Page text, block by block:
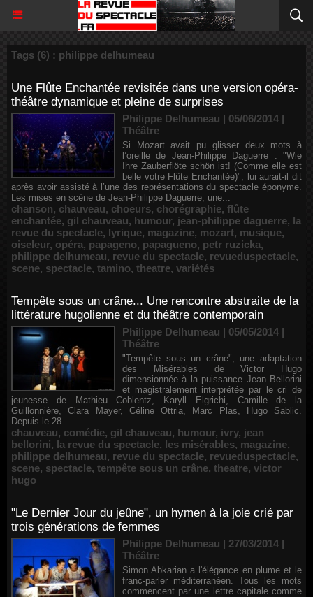
Tags (6) : philippe delhumeau
Une Flûte Enchantée revisitée dans une version opéra-
théâtre dynamique et pleine de surprises
Philippe Delhumeau | 05/06/2014 |
Théâtre
Si Mozart avait pu glisser deux mots à
l’oreille de Jean-Philippe Daguerre : "Wie
Ihre Zauberflöte schön ist! (Comme elle est
belle votre Flûte Enchantée)", lui aurait-il dit
après avoir assisté à l’une des représentations du spectacle éponyme.
Les mises en scène de Jean-Philippe Daguerre, une...
chanson, chauveau, choeurs, chorégraphie, flûte
enchantée, gil chauveau, humour, jean-philippe daguerre, la
revue du spectacle, lyrique, magazine, mozart, musique,
oiseleur, opéra, papageno, papagueno, petr ruzicka,
philippe delhumeau, revue du spectacle, revueduspectacle,
scene, spectacle, tamino, theatre, variétés
Tempête sous un crâne... Une rencontre abstraite de la
littérature hugolienne et du théâtre contemporain
Philippe Delhumeau | 05/05/2014 |
Théâtre
"Tempête sous un crâne", une adaptation
des Misérables de Victor Hugo
dimensionnée à la puissance Jean Bellorini
et magistralement interprétée par le cri de
jeunesse de Mathieu Coblentz, Karyll Elgrichi, Camille de la
Guillonnière, Clara Mayer, Céline Ottria, Marc Plas, Hugo Sablic.
Depuis le 28...
chauveau, comédie, gil chauveau, humour, ivry, jean
bellorini, la revue du spectacle, les misérables, magazine,
philippe delhumeau, revue du spectacle, revueduspectacle,
scene, spectacle, tempête sous un crâne, theatre, victor
hugo
"Le Dernier Jour du jeûne", un hymen à la joie crié par
trois générations de femmes
Philippe Delhumeau | 27/03/2014 |
Théâtre
Simon Abkarian a l'élégance en plume et le
franc-parler méditerranéen. Tous les mots
commencent par une lettre capitale comme